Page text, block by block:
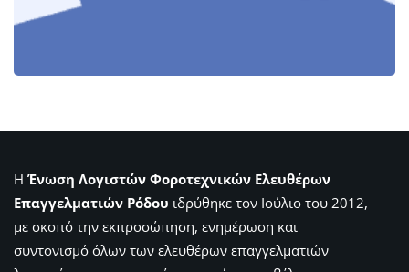
Η Ένωση Λογιστών Φοροτεχνικών Ελευθέρων
Επαγγελματιών Ρόδου ιδρύθηκε τον Ιούλιο του 2012,
με σκοπό την εκπροσώπηση, ενημέρωση και
συντονισμό όλων των ελευθέρων επαγγελματιών